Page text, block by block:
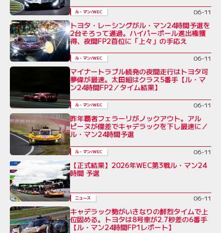
ル・マン/WEC 06-11
トヨタ・レーシングがル・マン24時間予選を
2台そろって通過。ハイパーポール進出権獲
得、夜間FP2首位に「上々」の手応え
ル・マン/WEC 06-11
マイナートラブル続発の夜間走行はトヨタ可
夢偉が最速。太田組はクラス5番手【ル・マ
ン24時間FP2／タイム結果】
ル・マン/WEC 06-11
昨年覇者フェラーリがノックアウト。アル
ピーヌが僅差でキャデラックを下し最速に／
ル・マン24時間予選
ル・マン/WEC 06-11
【正式結果】2026年WEC第3戦ル・マン24
時間 予選
ニュース 06-11
キャデラック勢がいきなりの鮮烈タイムで上
位固める。トヨタは8号車が2.7秒差の6番手
【ル・マン24時間FP1レポート】